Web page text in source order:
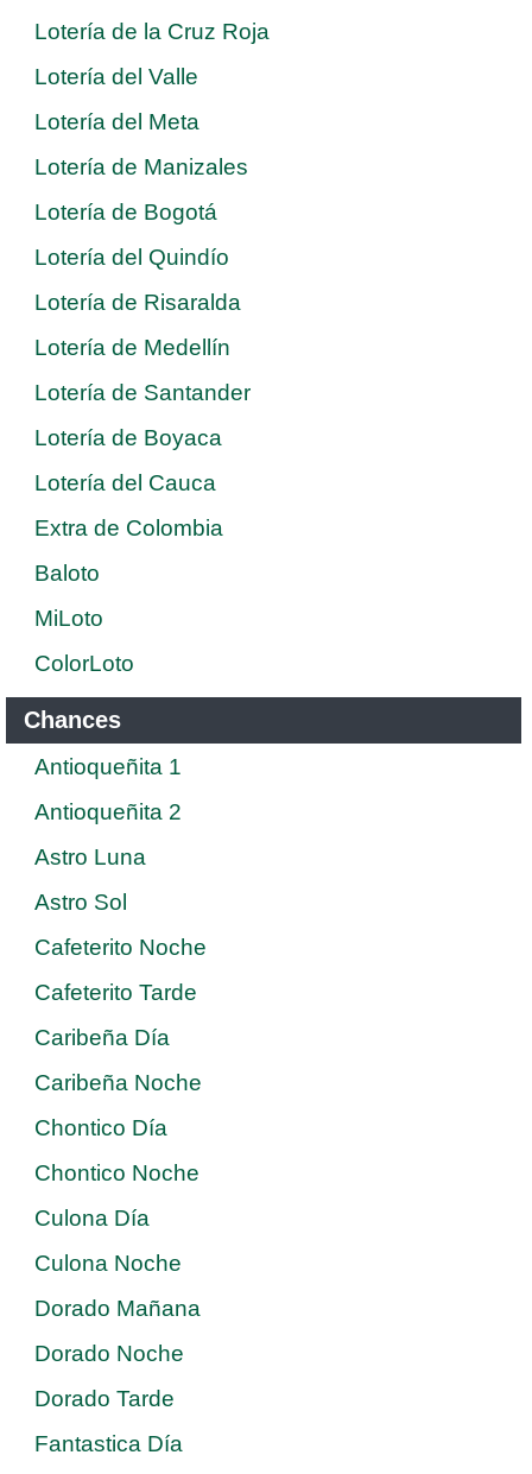
Lotería de la Cruz Roja
Lotería del Valle
Lotería del Meta
Lotería de Manizales
Lotería de Bogotá
Lotería del Quindío
Lotería de Risaralda
Lotería de Medellín
Lotería de Santander
Lotería de Boyaca
Lotería del Cauca
Extra de Colombia
Baloto
MiLoto
ColorLoto
Chances
Antioqueñita 1
Antioqueñita 2
Astro Luna
Astro Sol
Cafeterito Noche
Cafeterito Tarde
Caribeña Día
Caribeña Noche
Chontico Día
Chontico Noche
Culona Día
Culona Noche
Dorado Mañana
Dorado Noche
Dorado Tarde
Fantastica Día